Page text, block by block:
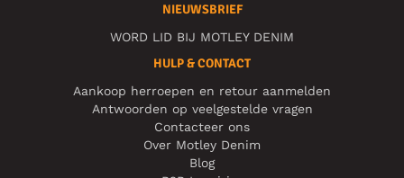
NIEUWSBRIEF
WORD LID BIJ MOTLEY DENIM
HULP & CONTACT
Aankoop herroepen en retour aanmelden
Antwoorden op veelgestelde vragen
Contacteer ons
Over Motley Denim
Blog